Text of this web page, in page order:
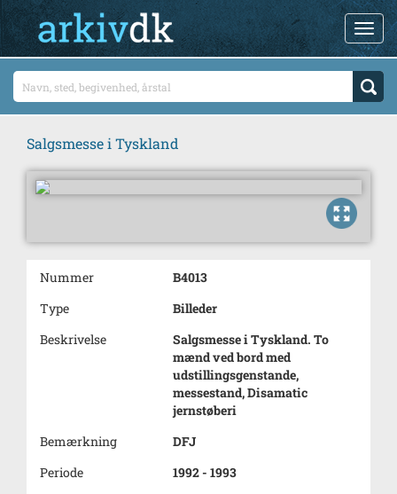
Salgsmesse i Tyskland
Nummer
B4013
Type
Billeder
Beskrivelse
Salgsmesse i Tyskland. To
mænd ved bord med
udstillingsgenstande,
messestand, Disamatic
jernstøberi
Bemærkning
DFJ
Periode
1992 - 1993